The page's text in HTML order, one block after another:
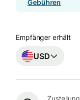
Gebühren
Empfänger erhält
USD
Zustellung